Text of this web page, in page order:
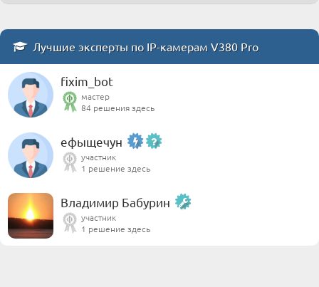
Лучшие эксперты по IP-камерам V380 Pro
fixim_bot
мастер
84 решения здесь
ефыщечун
участник
1 решение здесь
Владимир Бабурин
участник
1 решение здесь